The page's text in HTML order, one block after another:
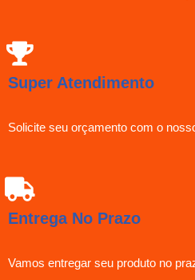
Super Atendimento
Solicite seu orçamento com o
Entrega No Prazo
Vamos entregar seu produto no